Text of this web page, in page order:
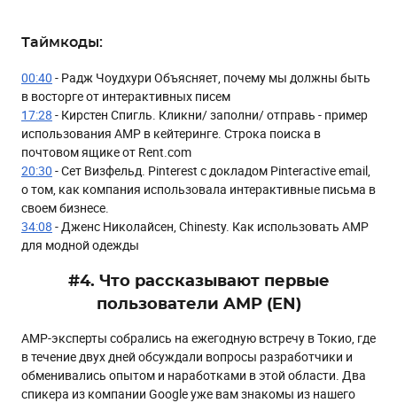
Таймкоды:
00:40 - Радж Чоудхури Объясняет, почему мы должны быть
в восторге от интерактивных писем
17:28 - Кирстен Спигль. Кликни/ заполни/ отправь - пример
использования AMP в кейтеринге. Строка поиска в
почтовом ящике от Rent.com
20:30 - Сет Визфельд. Pinterest с докладом Pinteractive email,
о том, как компания использовала интерактивные письма в
своем бизнесе.
34:08 - Дженс Николайсен, Сhinesty. Как использовать AMP
для модной одежды
#4. Что рассказывают первые
пользователи AMP (EN)
AMP-эксперты собрались на ежегодную встречу в Токио, где
в течение двух дней обсуждали вопросы разработчики и
обменивались опытом и наработками в этой области. Два
спикера из компании Google уже вам знакомы из нашего